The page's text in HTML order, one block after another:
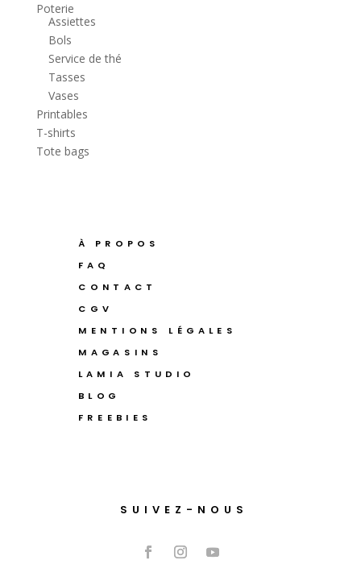
Poterie
Assiettes
Bols
Service de thé
Tasses
Vases
Printables
T-shirts
Tote bags
À PROPOS
FAQ
CONTACT
CGV
MENTIONS LÉGALES
MAGASINS
LAMIA STUDIO
BLOG
FREEBIES
SUIVEZ-NOUS